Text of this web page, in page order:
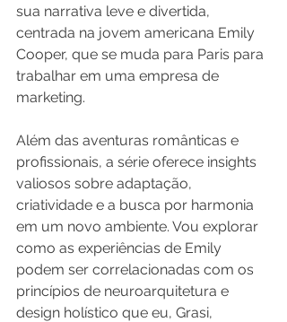
sua narrativa leve e divertida,
centrada na jovem americana Emily
Cooper, que se muda para Paris para
trabalhar em uma empresa de
marketing.
Além das aventuras românticas e
profissionais, a série oferece insights
valiosos sobre adaptação,
criatividade e a busca por harmonia
em um novo ambiente. Vou explorar
como as experiências de Emily
podem ser correlacionadas com os
princípios de neuroarquitetura e
design holístico que eu, Grasi,